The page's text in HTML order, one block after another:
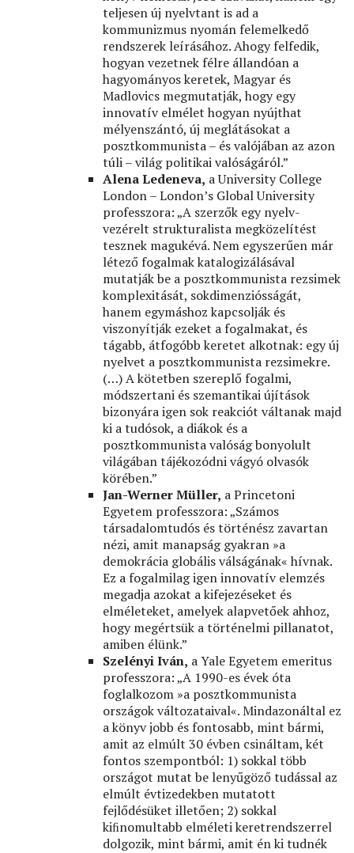
teljesen új nyelvtant is ad a
kommunizmus nyomán felemelkedő
rendszerek leírásához. Ahogy felfedik,
hogyan vezetnek félre állandóan a
hagyományos keretek, Magyar és
Madlovics megmutatják, hogy egy
innovatív elmélet hogyan nyújthat
mélyenszántó, új meglátásokat a
posztkommunista – és valójában az azon
túli – világ politikai valóságáról.”
Alena Ledeneva, a University College
London – London’s Global University
professzora: „A szerzők egy nyelv-
vezérelt strukturalista megközelítést
tesznek magukévá. Nem egyszerűen már
létező fogalmak katalogizálásával
mutatják be a posztkommunista rezsimek
komplexitását, sokdimenziósságát,
hanem egymáshoz kapcsolják és
viszonyítják ezeket a fogalmakat, és
tágabb, átfogóbb keretet alkotnak: egy új
nyelvet a posztkommunista rezsimekre.
(…) A kötetben szereplő fogalmi,
módszertani és szemantikai újítások
bizonyára igen sok reakciót váltanak majd
ki a tudósok, a diákok és a
posztkommunista valóság bonyolult
világában tájékozódni vágyó olvasók
körében.”
Jan-Werner Müller, a Princetoni
Egyetem professzora: „Számos
társadalomtudós és történész zavartan
nézi, amit manapság gyakran »a
demokrácia globális válságának« hívnak.
Ez a fogalmilag igen innovatív elemzés
megadja azokat a kifejezéseket és
elméleteket, amelyek alapvetőek ahhoz,
hogy megértsük a történelmi pillanatot,
amiben élünk.”
Szelényi Iván, a Yale Egyetem emeritus
professzora: „A 1990-es évek óta
foglalkozom »a posztkommunista
országok változataival«. Mindazonáltal ez
a könyv jobb és fontosabb, mint bármi,
amit az elmúlt 30 évben csináltam, két
fontos szempontból: 1) sokkal több
országot mutat be lenyűgöző tudással az
elmúlt évtizedekben mutatott
fejlődésüket illetően; 2) sokkal
kiﬁnomultabb elméleti keretrendszerrel
dolgozik, mint bármi, amit én ki tudnék